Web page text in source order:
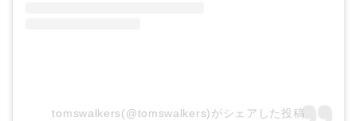
tomswalkers(@tomswalkers)がシェアした投稿